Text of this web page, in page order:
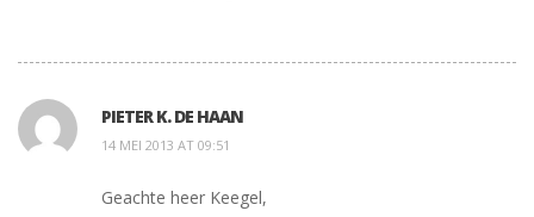
PIETER K. DE HAAN
14 MEI 2013 AT 09:51
Geachte heer Keegel,